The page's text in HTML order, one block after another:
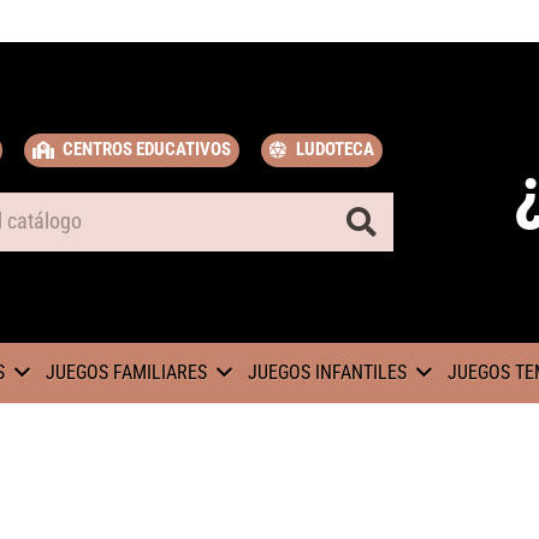
CENTROS EDUCATIVOS LUDOTECA
JUEGOS FAMILIARES JUEGOS INFANTILES JUEGOS